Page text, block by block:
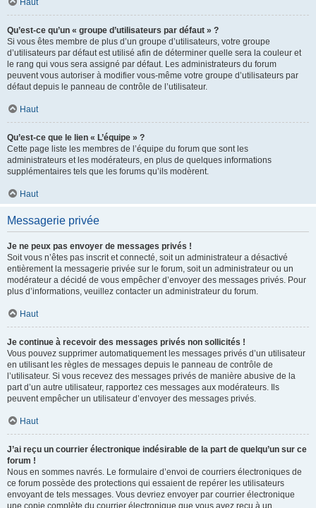
Haut
Qu’est-ce qu’un « groupe d’utilisateurs par défaut » ?
Si vous êtes membre de plus d’un groupe d’utilisateurs, votre groupe
d’utilisateurs par défaut est utilisé afin de déterminer quelle sera la couleur et
le rang qui vous sera assigné par défaut. Les administrateurs du forum
peuvent vous autoriser à modifier vous-même votre groupe d’utilisateurs par
défaut depuis le panneau de contrôle de l’utilisateur.
Haut
Qu’est-ce que le lien « L’équipe » ?
Cette page liste les membres de l’équipe du forum que sont les
administrateurs et les modérateurs, en plus de quelques informations
supplémentaires tels que les forums qu’ils modèrent.
Haut
Messagerie privée
Je ne peux pas envoyer de messages privés !
Soit vous n’êtes pas inscrit et connecté, soit un administrateur a désactivé
entièrement la messagerie privée sur le forum, soit un administrateur ou un
modérateur a décidé de vous empêcher d’envoyer des messages privés. Pour
plus d’informations, veuillez contacter un administrateur du forum.
Haut
Je continue à recevoir des messages privés non sollicités !
Vous pouvez supprimer automatiquement les messages privés d’un utilisateur
en utilisant les règles de messages depuis le panneau de contrôle de
l’utilisateur. Si vous recevez des messages privés de manière abusive de la
part d’un autre utilisateur, rapportez ces messages aux modérateurs. Ils
peuvent empêcher un utilisateur d’envoyer des messages privés.
Haut
J’ai reçu un courrier électronique indésirable de la part de quelqu’un sur ce
forum !
Nous en sommes navrés. Le formulaire d’envoi de courriers électroniques de
ce forum possède des protections qui essaient de repérer les utilisateurs
envoyant de tels messages. Vous devriez envoyer par courrier électronique
une copie complète du courrier électronique que vous avez reçu à un